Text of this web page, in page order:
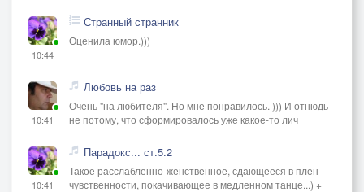
10:44
Странный странник
Оценила юмор.)))
10:41
Любовь на раз
Очень "на любителя". Но мне понравилось. ))) И отнюдь
не потому, что сформировалось уже какое-то лич
10:41
Парадокс... ст.5.2
Такое расслабленно-женственное, сдающееся в плен
чувственности, покачивающее в медленном танце...) +